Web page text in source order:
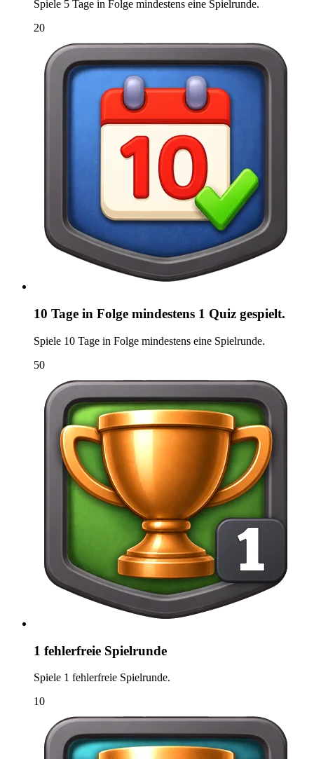
Spiele 5 Tage in Folge mindestens eine Spielrunde.
20
10 Tage in Folge mindestens 1 Quiz gespielt.
Spiele 10 Tage in Folge mindestens eine Spielrunde.
50
1 fehlerfreie Spielrunde
Spiele 1 fehlerfreie Spielrunde.
10